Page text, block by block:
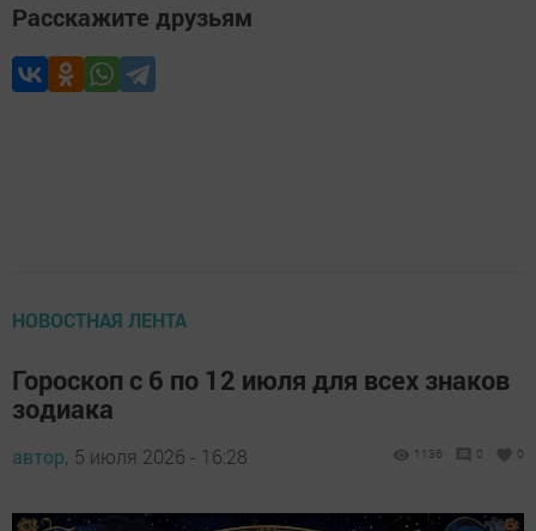
Расскажите друзьям
НОВОСТНАЯ ЛЕНТА
Гороскоп с 6 по 12 июля для всех знаков
зодиака
автор, 5 июля 2026 - 16:28 1136 0 0